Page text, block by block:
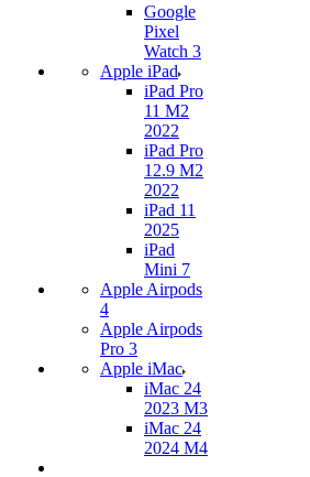
Google
Pixel
Watch 3
Apple iPad
iPad Pro
11 M2
2022
iPad Pro
12.9 M2
2022
iPad 11
2025
iPad
Mini 7
Apple Airpods
4
Apple Airpods
Pro 3
Apple iMac
iMac 24
2023 M3
iMac 24
2024 M4